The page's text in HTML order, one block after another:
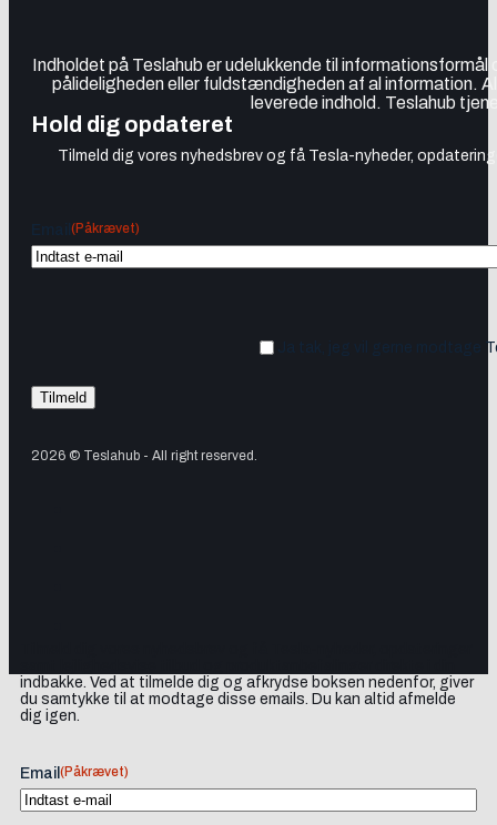
Indholdet på Teslahub er udelukkende til
pålideligheden eller fuldstændigheden af al information.
leverede indhold. Teslahub
Hold dig opdateret
Tilmeld dig vores nyhedsbrev og få Tesla-nyheder,
(Påkrævet)
Ja tak, jeg vil gerne modtage
2026 © Teslahub - All right reserved.
indbakke. Ved at tilmelde dig og afkrydse boksen nedenfor, giver
du samtykke til at modtage disse emails. Du kan altid afmelde
dig igen.
Email (Påkrævet)